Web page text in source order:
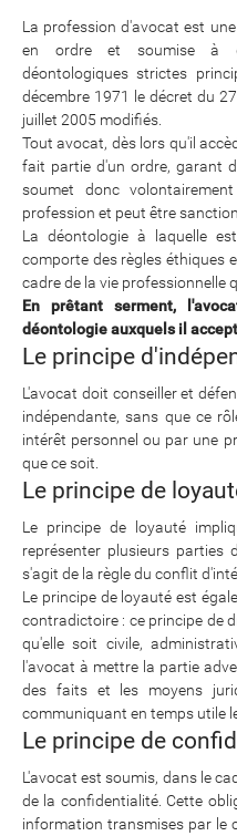
La profession d'avocat est
en ordre et soumise à
déontologiques strictes
décembre 1971 le décret du
juillet 2005 modifiés.
Tout avocat, dès lors qu'il
fait partie d'un ordre, garant
soumet donc
profession et peut être
La déontologie à laquelle
comporte des règles éthiques
cadre de la vie professionnelle
En prêtant serment,
déontologie auxquels il
Le principe
L'avocat doit conseiller et
indépendante, sans que ce
intérêt personnel ou par une
que ce soit.
Le principe de
Le principe de loyauté
représenter plusieurs parties
s'agit de la règle du conflit
Le principe de loyauté est
contradictoire : ce principe de
qu'elle soit civile,
l'avocat à mettre la partie
des faits et les moyens
communiquant en temps utile
Le principe de
L'avocat est soumis, dans le
de la confidentialité. Cette
information transmises par le